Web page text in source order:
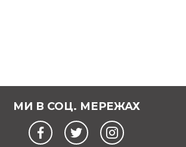
МИ В СОЦ. МЕРЕЖАХ